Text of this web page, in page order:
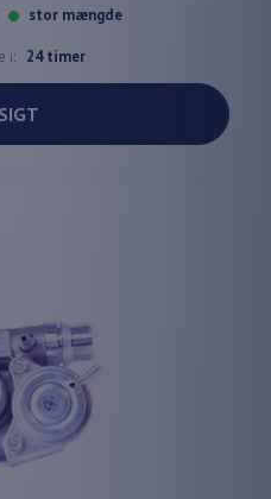
stor mængde
i: 24 timer